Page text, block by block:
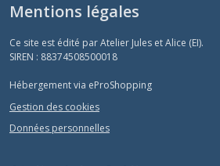
Mentions légales
Ce site est édité par Atelier Jules et Alice (EI).
SIREN : 88374508500018
Hébergement via eProShopping
Gestion des cookies
Données personnelles